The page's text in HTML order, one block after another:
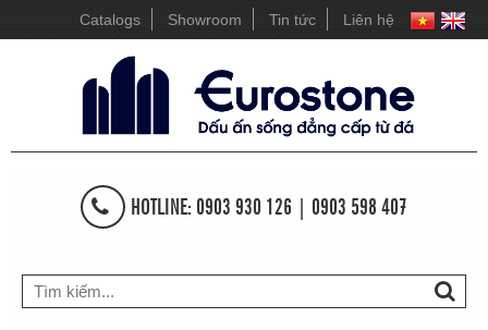
Catalogs Showroom Tin tức Liên hệ
HOTLINE: 0903 930 126 | 0903 598 407